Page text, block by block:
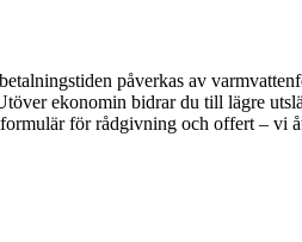
påverkas av
ekonomin bidrar du till lägre
för rådgivning och offert – vi